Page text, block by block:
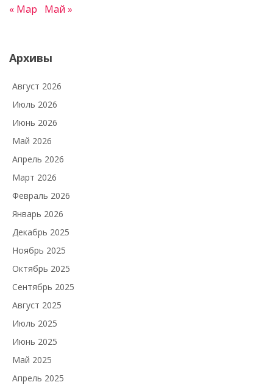
« Мар Май »
Архивы
Август 2026
Июль 2026
Июнь 2026
Май 2026
Апрель 2026
Март 2026
Февраль 2026
Январь 2026
Декабрь 2025
Ноябрь 2025
Октябрь 2025
Сентябрь 2025
Август 2025
Июль 2025
Июнь 2025
Май 2025
Апрель 2025